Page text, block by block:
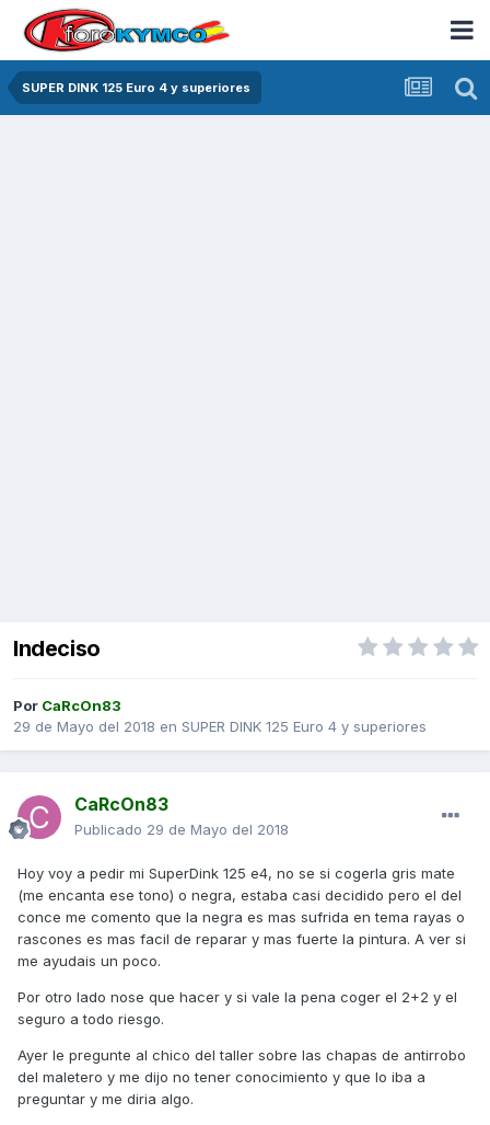
SUPER DINK 125 Euro 4 y superiores
Indeciso
Por CaRcOn83
29 de Mayo del 2018 en SUPER DINK 125 Euro 4 y superiores
CaRcOn83
Publicado 29 de Mayo del 2018
Hoy voy a pedir mi SuperDink 125 e4, no se si cogerla gris mate
(me encanta ese tono) o negra, estaba casi decidido pero el del
conce me comento que la negra es mas sufrida en tema rayas o
rascones es mas facil de reparar y mas fuerte la pintura. A ver si
me ayudais un poco.
Por otro lado nose que hacer y si vale la pena coger el 2+2 y el
seguro a todo riesgo.
Ayer le pregunte al chico del taller sobre las chapas de antirrobo
del maletero y me dijo no tener conocimiento y que lo iba a
preguntar y me diria algo.